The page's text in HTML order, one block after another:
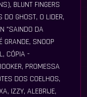
BLUNT FINGERS
GHOST, O LIDER,
"SAINDO DA
SNOOP
CÓPIA -
PROMESSA
DOS COELHOS,
IZZY, ALEBRIJE,